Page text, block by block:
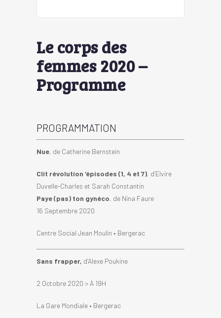
Le corps des
femmes 2020 –
Programme
PROGRAMMATION
Nue, de Catherine Bernstein
Clit révolution ‘épisodes (1, 4 et 7), d’Elvire
Duvelle-Charles et Sarah Constantin
Paye (pas) ton gynéco, de Nina Faure
16 Septembre 2020
Centre Social Jean Moulin • Bergerac
Sans frapper, d’Alexe Poukine
2 Octobre 2020 > À 19H
La Gare Mondiale • Bergerac